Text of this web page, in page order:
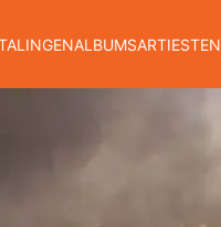
ALBUMSARTIESTEN